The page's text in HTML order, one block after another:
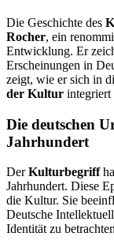
Die Geschichte des
Rocher, ein
Entwicklung. Er
Erscheinungen in
zeigt, wie er sich in
der Kultur integriert
Die deutschen
Jahrhundert
DerKulturbegriff
Jahrhundert. Diese
die Kultur. Sie
Deutsche
Identität zu